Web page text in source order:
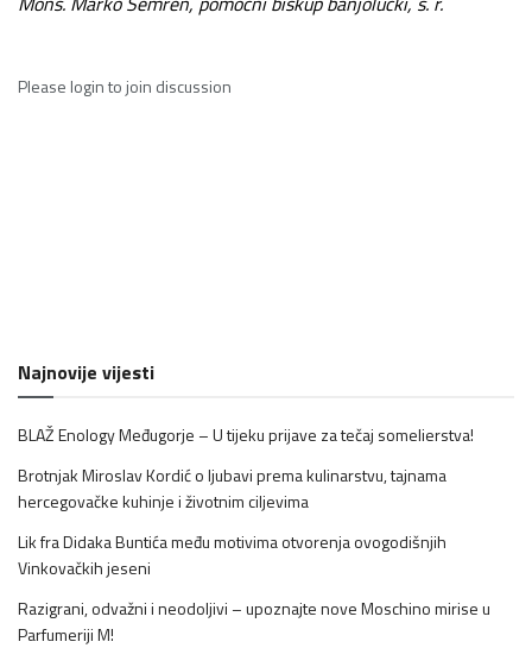
Please loginto join discussion
Najnovije vijesti
BLAŽ Enology Međugorje – U tijeku prijave za tečaj somelierstva!
Brotnjak Miroslav Kordić o ljubavi prema kulinarstvu, tajnama
hercegovačke kuhinje i životnim ciljevima
Lik fra Didaka Buntića među motivima otvorenja ovogodišnjih
Vinkovačkih jeseni
Razigrani, odvažni i neodoljivi – upoznajte nove Moschino mirise u
Parfumeriji M!